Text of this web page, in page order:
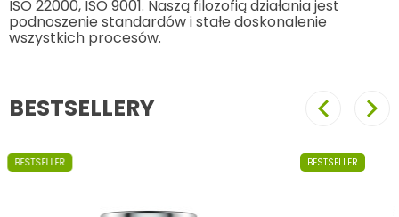
ISO 22000, ISO 9001. Naszą filozofią działania jest
podnoszenie standardów i stałe doskonalenie
wszystkich procesów.
BESTSELLERY Poprzedni
BESTSELLER BESTSELLER